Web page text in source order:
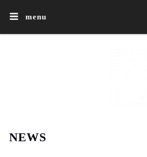
menu
NEWS